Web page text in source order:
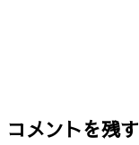
コメントを残す